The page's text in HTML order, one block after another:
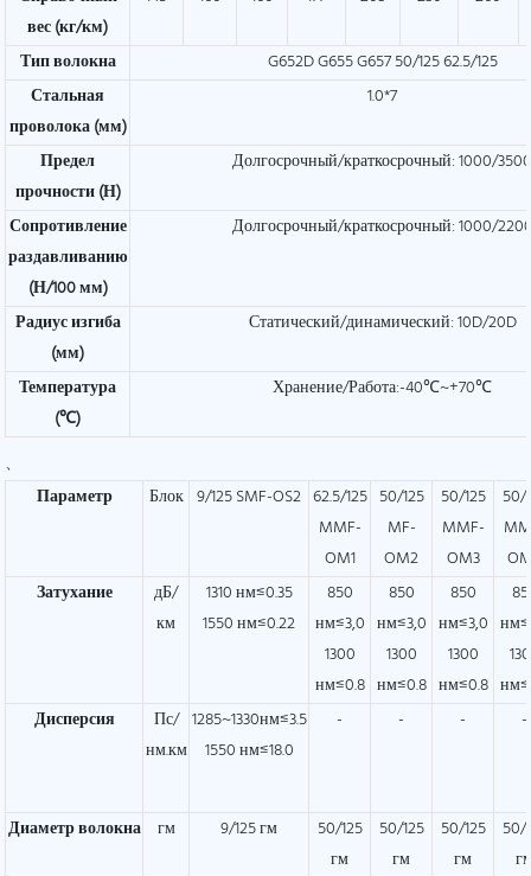
вес (кг/км)
Тип волокна
G652D G655 G657 50/125 62.5/125
Стальная
проволока (мм)
1.0*7
Предел
прочности (Н)
Долгосрочный/краткосрочный: 1000/
Сопротивление
раздавливанию
(Н/100 мм)
Долгосрочный/краткосрочный: 1000/
Радиус изгиба
(мм)
Статический/динамический: 10D/20D
Температура
(℃)
Хранение/Работа:-40℃~+70℃
、
Параметр
Блок 9/125 SMF-OS2 62.5/125
MMF-
OM1
50/125
MF-
OM2
50/125
MMF-
OM3
50/
Затухание
дБ/
км
1310 нм≤0.35
1550 нм≤0.22
850
нм≤3,0
1300
нм≤0.8
850
нм≤3,0
1300
нм≤0.8
850
нм≤3,0
1300
нм≤0.8
Дисперсия
Пс/
нм.км
1285~1330нм≤3.5
1550 нм≤18.0
- - - -
Диаметр волокна гм 9/125 гм
50/125
гм
50/125
гм
50/125
гм
50/